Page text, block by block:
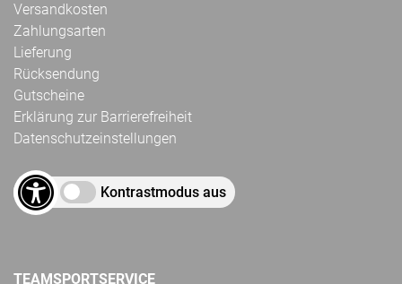
Versandkosten
Zahlungsarten
Lieferung
Rücksendung
Gutscheine
Erklärung zur Barrierefreiheit
Datenschutzeinstellungen
Kontrastmodus aus
TEAMSPORTSERVICE